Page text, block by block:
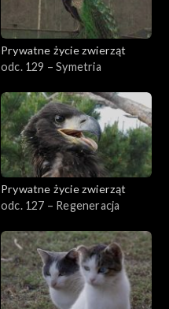
Prywatne życie zwierząt
odc. 129 – Symetria
Prywatne życie zwierząt
odc. 127 – Regeneracja